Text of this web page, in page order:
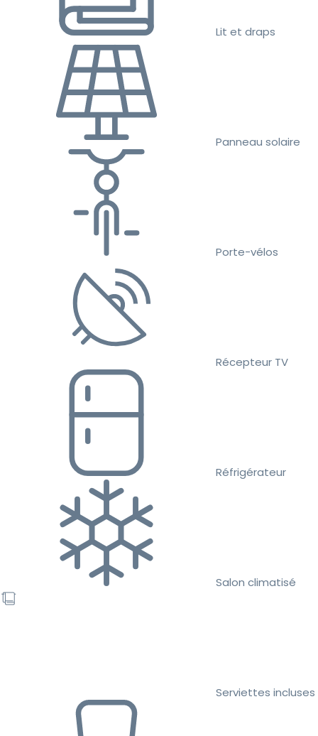
Lit et draps
Panneau solaire
Porte-vélos
Récepteur TV
Réfrigérateur
Salon climatisé
Serviettes incluses